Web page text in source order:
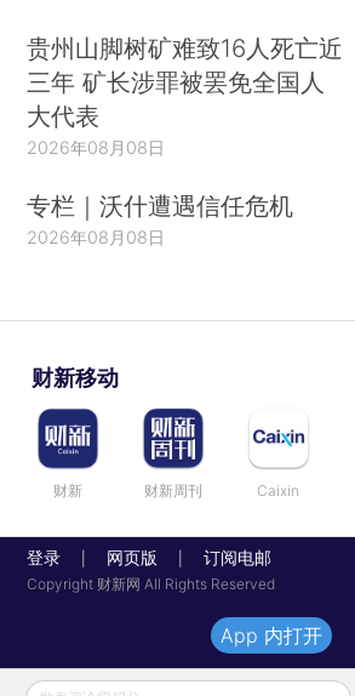
贵州山脚树矿难致16人死亡近
三年 矿长涉罪被罢免全国人
大代表
2026年08月08日
专栏｜沃什遭遇信任危机
2026年08月08日
财新移动
财新 财新周刊 Caixin
登录 网页版 订阅电邮
Copyright 财新网 All Rights Reserved
App 内打开